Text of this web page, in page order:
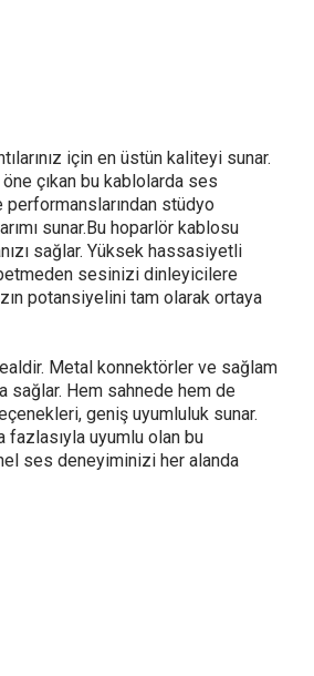
için en üstün kaliteyi sunar.
çıkan bu kablolarda ses
stüdyo
sunar.Bu hoparlör kablosu
sağlar. Yüksek hassasiyetli
sesinizi dinleyicilere
potansiyelini tam olarak ortaya
Metal konnektörler ve sağlam
sağlar. Hem sahnede hem de
geniş uyumluluk sunar.
fazlasıyla uyumlu olan bu
ses deneyiminizi her alanda